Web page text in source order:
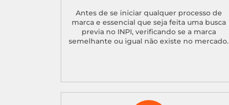
Antes de se iniciar qualquer processo de
marca e essencial que seja feita uma busca
previa no INPI, verificando se a marca
semelhante ou igual não existe no mercado.